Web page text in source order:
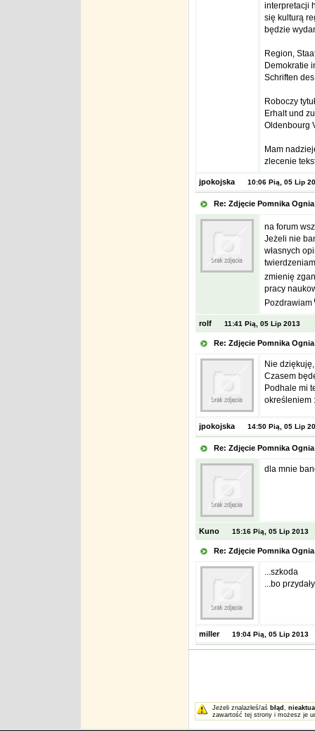
interpretacji
się kulturą
będzie
Region,
Demokratie
Schriften
Roboczy
Erhalt und
Oldenbourg
Mam
zlecenie
jpokojska 10:06 Pią, 05 Lip
Re: Zdjęcie Pomnika
na forum
Jeżeli nie
własnych
zmienię
pracy
Pozdrawiam
rolf 11:41 Pią, 05 Lip 2013
Re: Zdjęcie Pomnika
Nie
Czasem
Podhale mi
określeniem
jpokojska 14:50 Pią, 05 Lip
Re: Zdjęcie Pomnika
dla mnie
Kuno 15:16 Pią, 05 Lip 2013
Re: Zdjęcie Pomnika
...szkoda
...bo
miller 19:04 Pią, 05 Lip 2013
Jeżeli znalazłeś/aś błąd ,
zawartość tej strony i możesz je